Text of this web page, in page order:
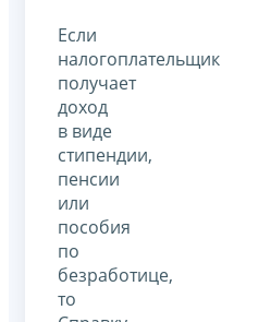
Если
налогоплательщик
получает
доход
в виде
стипендии,
пенсии
или
пособия
по
безработице,
то